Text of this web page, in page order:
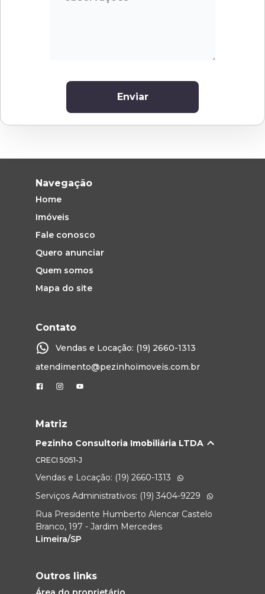
Enviar
Navegação
Home
Imóveis
Fale conosco
Quero anunciar
Quem somos
Mapa do site
Contato
Vendas e Locação: (19) 2660-1313
atendimento@pezinhoimoveis.com.br
Matriz
Pezinho Consultoria Imobiliária LTDA
CRECI 5051-J
Vendas e Locação: (19) 2660-1313
Serviços Administrativos: (19) 3404-9229
Rua Presidente Humberto Alencar Castelo
Branco, 197 - Jardim Mercedes
Limeira/SP
Outros links